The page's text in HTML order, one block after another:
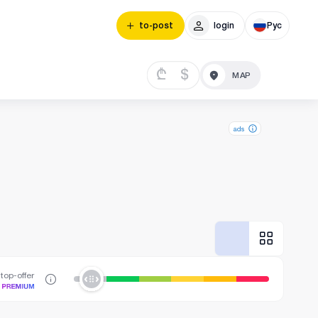
to-post login Рус
₾ $
ads
offer